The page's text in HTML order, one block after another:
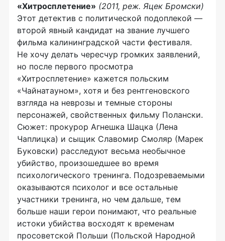
«Хитросплетение» (2011, реж. Яцек Бромски)
Этот детектив с политической подоплекой —
второй явный кандидат на звание лучшего
фильма калининградской части фестиваля.
Не хочу делать чересчур громких заявлений,
но после первого просмотра
«Хитросплетение» кажется польским
«Чайнатауном», хотя и без рентгеновского
взгляда на неврозы и темные стороны
персонажей, свойственных фильму Полански.
Сюжет: прокурор Агнешка Шацка (Лена
Чаплицка) и сыщик Славомир Смоляр (Марек
Буковски) расследуют весьма необычное
убийство, произошедшее во время
психологического тренинга. Подозреваемыми
оказываются психолог и все остальные
участники тренинга, но чем дальше, тем
больше наши герои понимают, что реальные
истоки убийства восходят к временам
просоветской Польши (Польской Народной